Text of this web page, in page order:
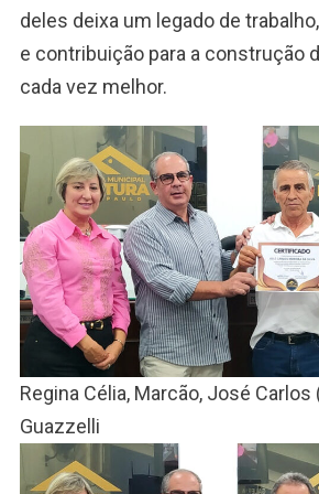
deles deixa um legado de
e contribuição para a construção
cada vez melhor.
Regina Célia, Marcão, José
Guazzelli